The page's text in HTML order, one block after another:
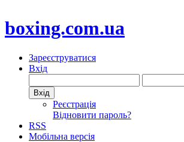
boxing.com.ua
Зареєструватися
Вхід
Реєстрація
Відновити пароль?
RSS
Мобільна версія